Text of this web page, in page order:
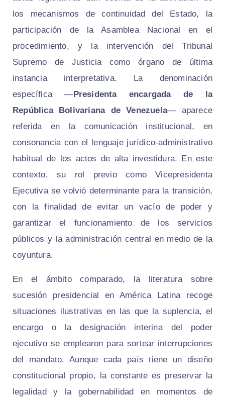
los mecanismos de continuidad del Estado, la
participación de la Asamblea Nacional en el
procedimiento, y la intervención del Tribunal
Supremo de Justicia como órgano de última
instancia interpretativa. La denominación
específica —Presidenta encargada de la
República Bolivariana de Venezuela— aparece
referida en la comunicación institucional, en
consonancia con el lenguaje jurídico-administrativo
habitual de los actos de alta investidura. En este
contexto, su rol previo como Vicepresidenta
Ejecutiva se volvió determinante para la transición,
con la finalidad de evitar un vacío de poder y
garantizar el funcionamiento de los servicios
públicos y la administración central en medio de la
coyuntura.
En el ámbito comparado, la literatura sobre
sucesión presidencial en América Latina recoge
situaciones ilustrativas en las que la suplencia, el
encargo o la designación interina del poder
ejecutivo se emplearon para sortear interrupciones
del mandato. Aunque cada país tiene un diseño
constitucional propio, la constante es preservar la
legalidad y la gobernabilidad en momentos de